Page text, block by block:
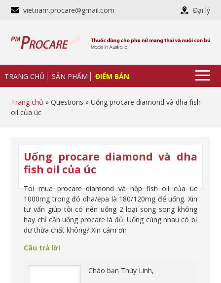
vietnam.procare@gmail.com Đại lý
TRANG CHỦ SẢN PHẨM ĐIỂM BÁN
Trang chủ » Questions » Uống procare diamond và dha fish
oil của úc
Uống procare diamond và dha
fish oil của úc
Toi mua procare diamond và hộp fish oil của úc
1000mg trong đó dha/epa là 180/120mg để uống. Xin
tư vấn giúp tôi có nên uống 2 loại song song không
hay chỉ cần uống procare là đủ. Uống cùng nhau có bị
dư thừa chất không? Xin cám ơn
Câu trả lời
Chào bạn Thùy Linh,